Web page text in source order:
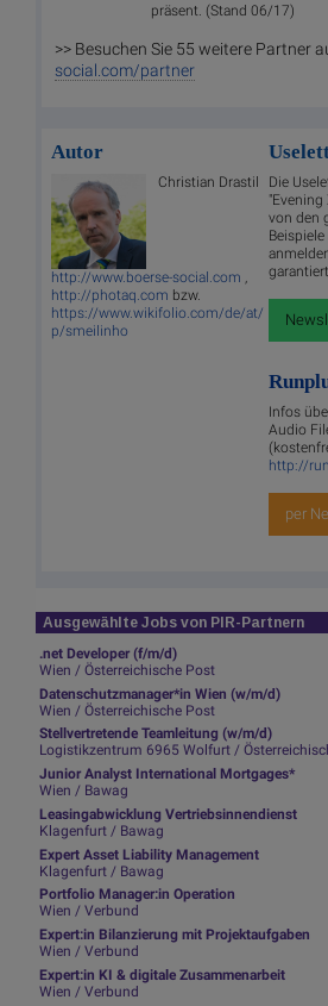
präsent. (Stand 06/17)
>> Besuchen Sie 55 weitere Partner
social.com/partner
Autor
Christian Drastil
http://www.boerse-social.com ,
http://photaq.com bzw.
https://www.wikifolio.com/de/at/
p/smeilinho
Die
von den
Infos
Audio
http://
per
Ausgewählte Jobs von PIR-Partnern
.net Developer (f/m/d)
Wien / Österreichische Post
Datenschutzmanager*in Wien (w/m/d)
Wien / Österreichische Post
Stellvertretende Teamleitung (w/m/d)
Logistikzentrum 6965 Wolfurt /
Junior Analyst International Mortgages*
Wien / Bawag
Leasingabwicklung Vertriebsinnendienst
Klagenfurt / Bawag
Expert Asset Liability Management
Klagenfurt / Bawag
Portfolio Manager:in Operation
Wien / Verbund
Expert:in Bilanzierung mit Projektaufgaben
Wien / Verbund
Expert:in KI & digitale Zusammenarbeit
Wien / Verbund